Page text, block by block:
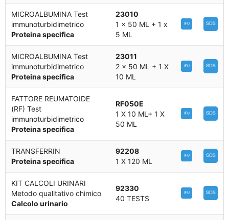
MICROALBUMINA Test
immunoturbidimetrico
Proteina specifica
23010
1 x 50 ML + 1 x
5 ML
MICROALBUMINA Test
immunoturbidimetrico
Proteina specifica
23011
2 x 50 ML + 1 X
10 ML
FATTORE REUMATOIDE
(RF) Test
immunoturbidimetrico
Proteina specifica
RF050E
1 X 10 ML+ 1 X
50 ML
TRANSFERRIN
Proteina specifica
92208
1 X 120 ML
KIT CALCOLI URINARI
Metodo qualitativo chimico
Calcolo urinario
92330
40 TESTS